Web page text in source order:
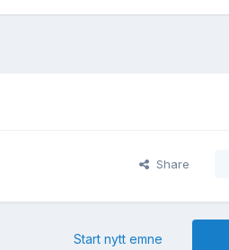
Share
Start nytt emne